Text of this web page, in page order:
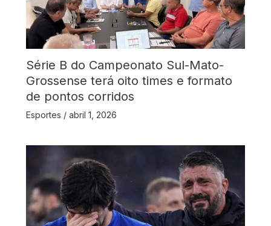
Série B do Campeonato Sul-Mato-
Grossense terá oito times e formato
de pontos corridos
Esportes / abril 1, 2026